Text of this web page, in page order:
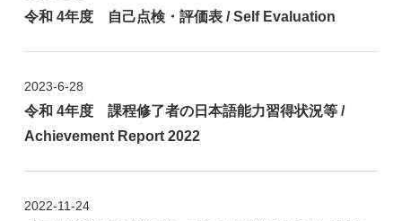
令和 4年度 自己点検・評価表 / Self Evaluation
2023-6-28
令和 4年度 課程修了者の日本語能力習得状況等 /
Achievement Report 2022
2022-11-24